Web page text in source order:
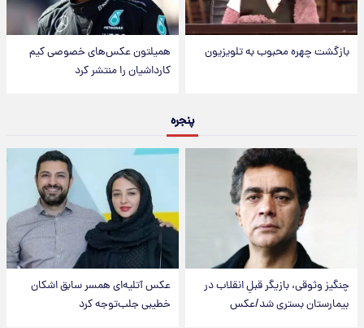
بازگشت چهره محبوب به تلویزیون
همیلتون عکس‌های خصوصی کیم‌
کارداشیان را منتشر کرد
پنجره
چنگیز وثوقی، بازیگر قبلِ انقلاب در
بیمارستان بستری شد/عکس
عکس‌ آتلیه‌ای همسر سابق اشکان
خطیبی جلب‌توجه کرد